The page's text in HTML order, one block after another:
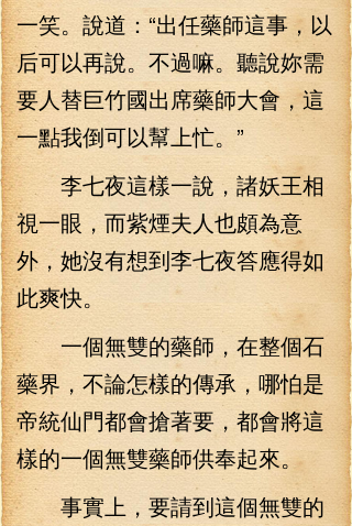
一笑。說道：“出任藥師這事，以
后可以再說。不過嘛。聽說妳需
要人替巨竹國出席藥師大會，這
一點我倒可以幫上忙。”
李七夜這樣一說，諸妖王相
視一眼，而紫煙夫人也頗為意
外，她沒有想到李七夜答應得如
此爽快。
一個無雙的藥師，在整個石
藥界，不論怎樣的傳承，哪怕是
帝統仙門都會搶著要，都會將這
樣的一個無雙藥師供奉起來。
事實上，要請到這個無雙的